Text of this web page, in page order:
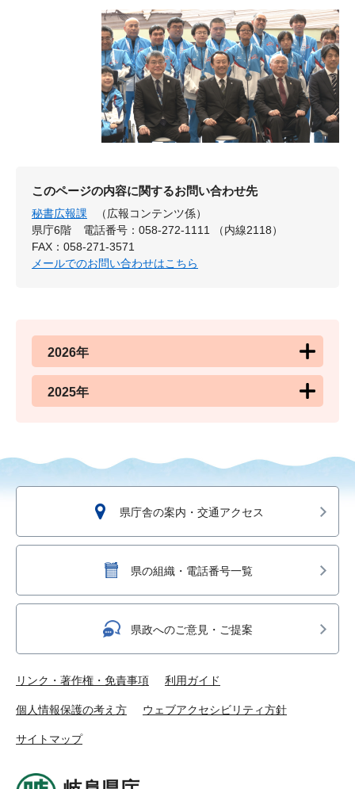
このページの内容に関するお問い合わせ先
秘書広報課
（広報コンテンツ係）
県庁6階
電話番号：058-272-1111 （内線2118）
FAX：058-271-3571
メールでのお問い合わせはこちら
2026年
2025年
県庁舎の案内・交通アクセス
県の組織・電話番号一覧
県政へのご意見・ご提案
リンク・著作権・免責事項 利用ガイド
個人情報保護の考え方 ウェブアクセシビリティ方針
サイトマップ